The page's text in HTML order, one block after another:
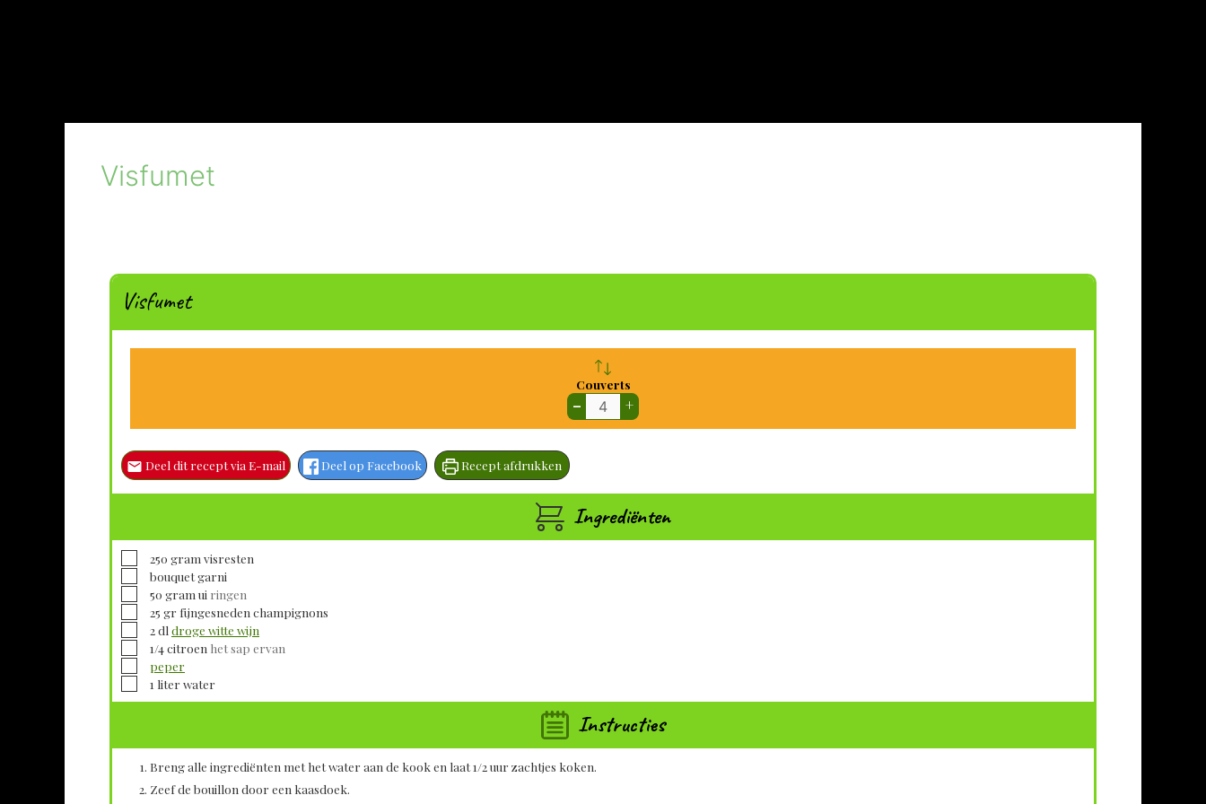
Visfumet
Visfumet
Couverts
– +
Deel dit recept via E-mail Deel op Facebook Recept afdrukken
Ingrediënten
▢
250 gram visresten
▢
bouquet garni
▢
50 gram ui ringen
▢
25 gr fijngesneden champignons
▢
2dl droge witte wijn
▢1/4citroen het sap ervan
▢
peper
▢1 liter water
Instructies
Breng alle ingrediënten met het water aan de kook en laat 1/2 uur zachtjes koken.
Zeef de bouillon door een kaasdoek.